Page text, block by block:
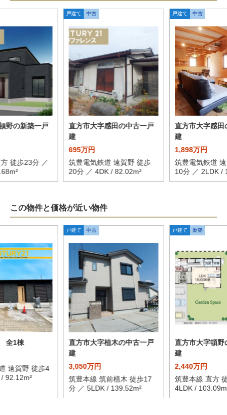
野の新築一戸
徒歩23分 ／
戸建て 中古
直方市大字感田の中古一戸
建
695万円
筑豊電気鉄道 遠賀野 徒歩
20分 ／ 4DK / 82.02m²
戸建て 中古
直方市大字感田
建
1,898万円
筑豊電気鉄道
10分 ／ 2LDK /
この物件と価格が近い物件
全1棟
遠賀野 徒歩4
92.12m²
戸建て 中古
直方市大字植木の中古一戸
建
3,050万円
筑豊本線 筑前植木 徒歩17
分 ／ 5LDK / 139.52m²
戸建て 新築
直方市大字頓野
建
2,440万円
筑豊本線 直方
4LDK /